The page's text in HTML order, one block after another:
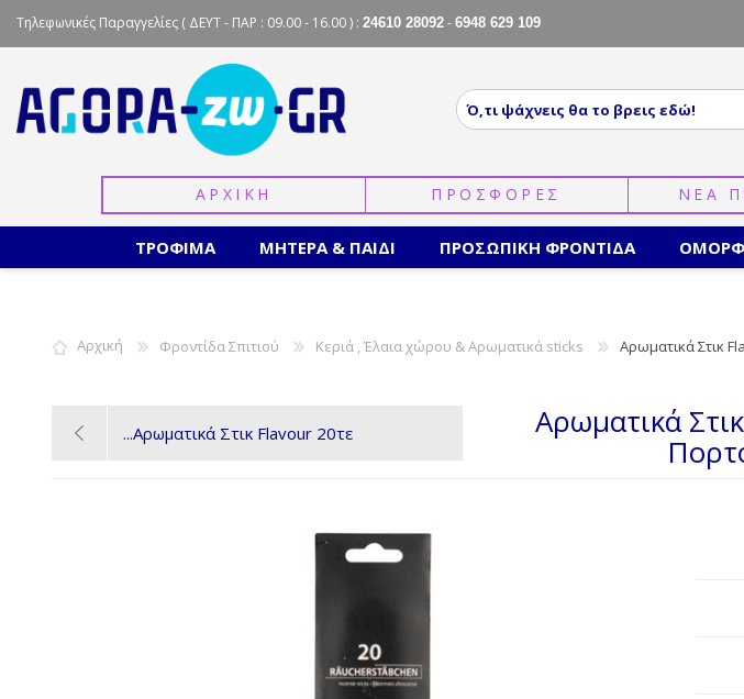
Τηλεφωνικές Παραγγελίες ( ΔΕΥΤ - ΠΑΡ : 09.00 - 16.00 ) : 24610 28092 - 6948 629 109
ΑΡΧΙΚΗ ΠΡΟΣΦΟΡΕΣ ΝΕΑ
ΤΡΟΦΙΜΑ ΜΗΤΕΡΑ & ΠΑΙΔΙ ΠΡΟΣΩΠΙΚΗ ΦΡΟΝΤΙΔΑ
Αρχική Φροντίδα Σπιτιού Κεριά , Έλαια χώρου & Αρωματικά sticks Αρωματικά Στικ
Αρωματικά Στικ Flavour 20τε... Αρωματικά